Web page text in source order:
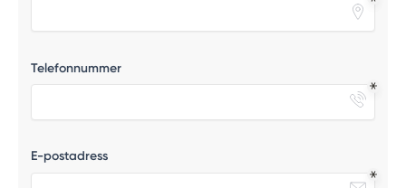
Telefonnummer
E-postadress